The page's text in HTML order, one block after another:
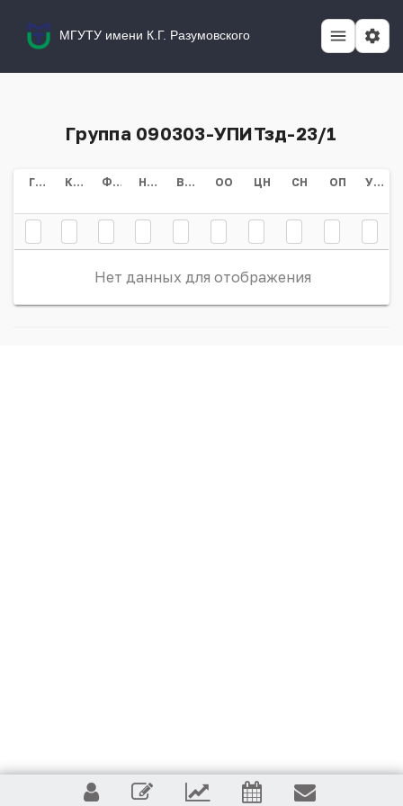
МГУТУ имени К.Г. Разумовского
Группа 090303-УПИТзд-23/1
Группа Курс Форма Обучения Направление/специальность Всего ОО ЦН СН ОП Учебный План
Нет данных для отображения